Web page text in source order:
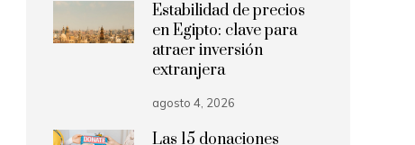
Estabilidad de precios
en Egipto: clave para
atraer inversión
extranjera
agosto 4, 2026
Las 15 donaciones